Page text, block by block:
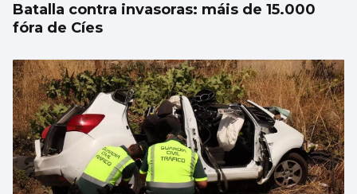
Batalla contra invasoras: máis de 15.000
fóra de Cíes